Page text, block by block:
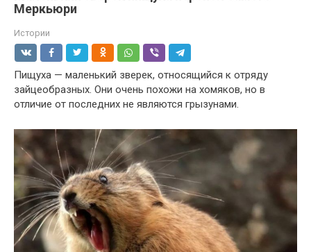
Меркьюри
Истории
Пищуха — маленький зверек, относящийся к отряду
зайцеобразных. Они очень похожи на хомяков, но в
отличие от последних не являются грызунами.